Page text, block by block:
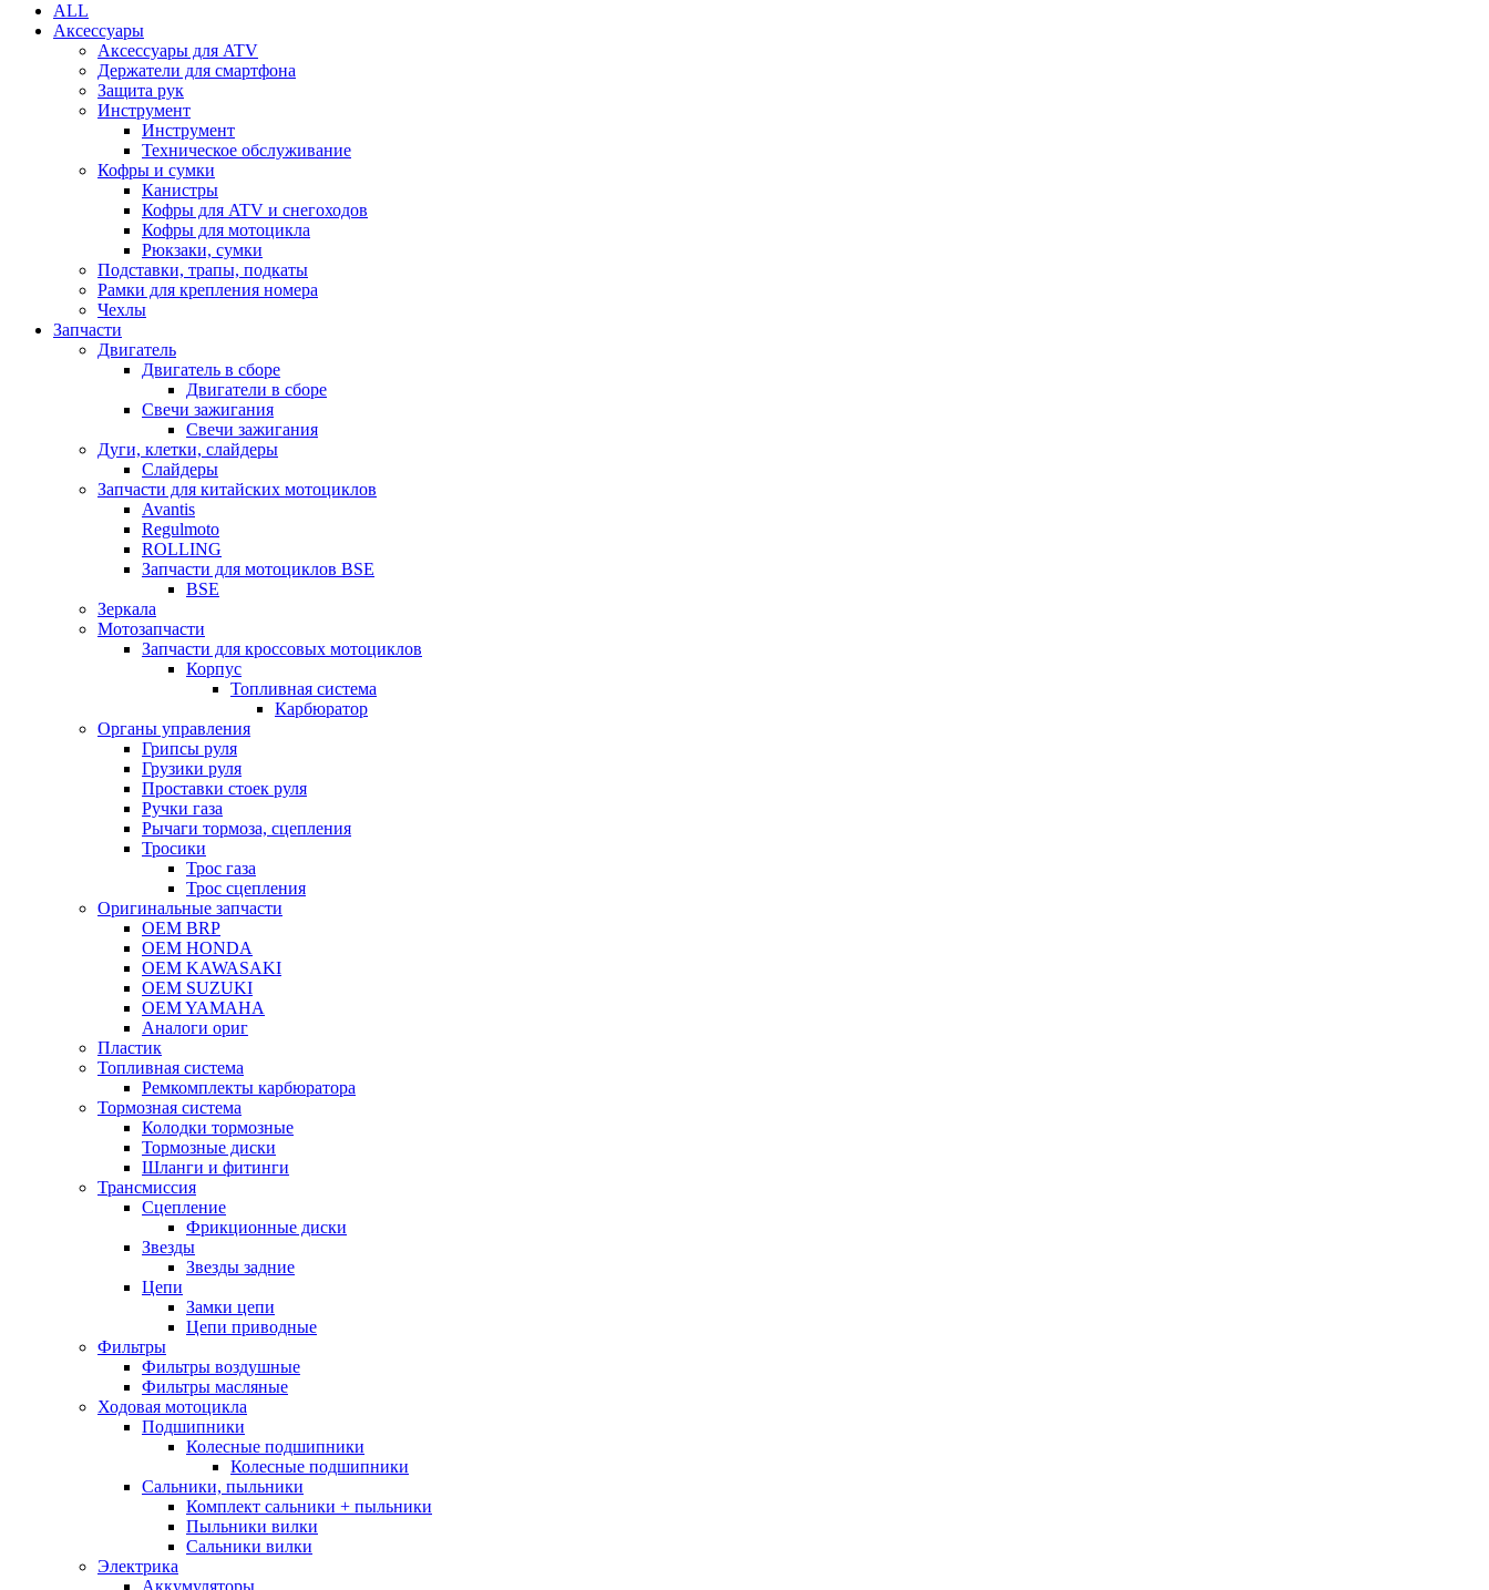
ALL
Аксессуары
Аксессуары для ATV
Держатели для смартфона
Защита рук
Инструмент
Инструмент
Техническое обслуживание
Кофры и сумки
Канистры
Кофры для ATV и снегоходов
Кофры для мотоцикла
Рюкзаки, сумки
Подставки, трапы, подкаты
Рамки для крепления номера
Чехлы
Запчасти
Двигатель
Двигатель в сборе
Двигатели в сборе
Свечи зажигания
Свечи зажигания
Дуги, клетки, слайдеры
Слайдеры
Запчасти для китайских мотоциклов
Avantis
Regulmoto
ROLLING
Запчасти для мотоциклов BSE
BSE
Зеркала
Мотозапчасти
Запчасти для кроссовых мотоциклов
Корпус
Топливная система
Карбюратор
Органы управления
Грипсы руля
Грузики руля
Проставки стоек руля
Ручки газа
Рычаги тормоза, сцепления
Тросики
Трос газа
Трос сцепления
Оригинальные запчасти
OEM BRP
OEM HONDA
OEM KAWASAKI
OEM SUZUKI
OEM YAMAHA
Аналоги ориг
Пластик
Топливная система
Ремкомплекты карбюратора
Тормозная система
Колодки тормозные
Тормозные диски
Шланги и фитинги
Трансмиссия
Cцепление
Фрикционные диски
Звезды
Звезды задние
Цепи
Замки цепи
Цепи приводные
Фильтры
Фильтры воздушные
Фильтры масляные
Ходовая мотоцикла
Подшипники
Колесные подшипники
Колесные подшипники
Сальники, пыльники
Комплект сальники + пыльники
Пыльники вилки
Сальники вилки
Электрика
Аккумуляторы